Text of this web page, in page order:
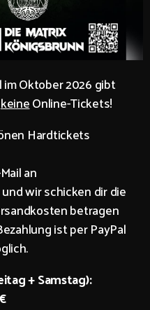
Oktober 2026 gibt
keineOnline-Tickets!
Hardtickets
an
und wir schicken dir die
betragen
ist per PayPal
+ Samstag):